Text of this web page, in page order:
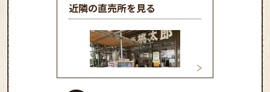
近隣の直売所を見る